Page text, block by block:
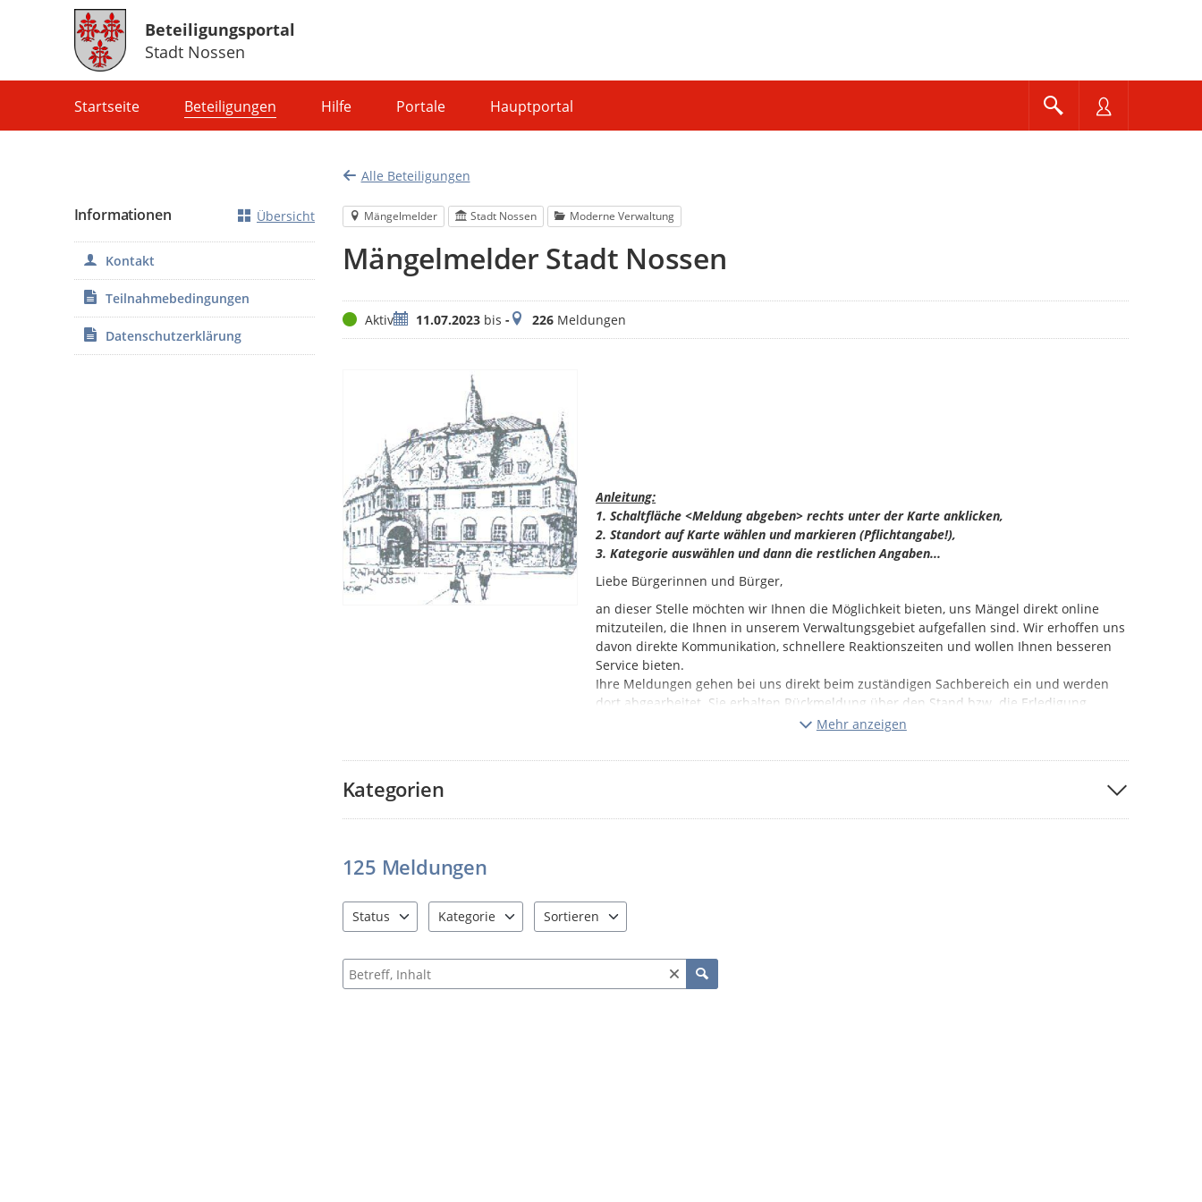
Beteiligungsportal
Stadt Nossen
Startseite Beteiligungen Hilfe Portale Hauptportal
Alle Beteiligungen
Mängelmelder Stadt Nossen Moderne Verwaltung
Mängelmelder Stadt Nossen
StatusAktivZeitraum
11.07.2023bis -Meldungen
226Meldungen
Anleitung:
1. Schaltfläche <Meldung abgeben> rechts unter der Karte anklicken,
2. Standort auf Karte wählen und markieren (Pflichtangabe!),
3. Kategorie auswählen und dann die restlichen Angaben...
Liebe Bürgerinnen und Bürger,
an dieser Stelle möchten wir Ihnen die Möglichkeit bieten, uns Mängel direkt online
mitzuteilen, die Ihnen in unserem Verwaltungsgebiet aufgefallen sind. Wir erhoffen uns
davon direkte Kommunikation, schnellere Reaktionszeiten und wollen Ihnen besseren
Service bieten.
Ihre Meldungen gehen bei uns direkt beim zuständigen Sachbereich ein und werden
dort abgearbeitet. Sie erhalten Rückmeldung über den Stand bzw. die Erledigung.
Dieser sehr hohe Qualitätsanspruch setzt natürlich auf unserer Seite die
sich die Dinge nicht doch im direkten Dialog mit den betreffenden Verursachern lösen
Ihre Stadtverwaltung Nossen
Mehr anzeigen
Kategorien
125 Meldungen
Status
Kategorie
Sortieren
Suche nach Meldungen und Kommentaren
Informationen Übersicht
Kontakt
Teilnahmebedingungen
Datenschutzerklärung